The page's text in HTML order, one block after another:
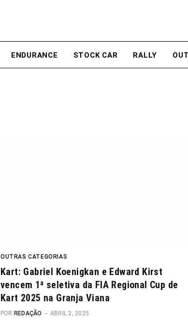
ENDURANCE STOCK CAR RALLY
OUTRAS CATEGORIAS
Kart: Gabriel Koenigkan e Edward Kirst
vencem 1ª seletiva da FIA Regional Cup de
Kart 2025 na Granja Viana
POR REDAÇÃO ABRIL 2, 2025